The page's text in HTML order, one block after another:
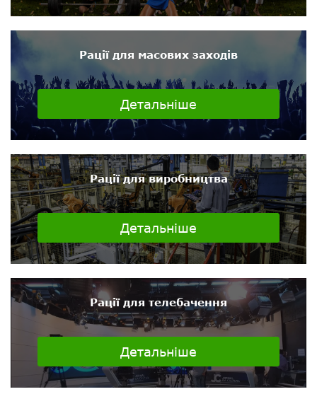
Рації для масових заходів
Детальніше
Рації для виробництва
Детальніше
Рації для телебачення
Детальніше